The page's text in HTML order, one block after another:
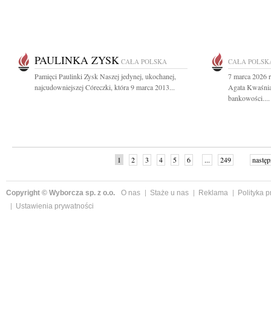
PAULINKA ZYSK CAŁA POLSKA
Pamięci Paulinki Zysk Naszej jedynej, ukochanej,
najcudowniejszej Córeczki, która 9 marca 2013...
CAŁA
7 marca 2026
Agata
bankowości....
1 2 3 4 5 6 ... 249
Copyright © Wyborcza sp. z o.o. O nas Staże u nas Reklama
Polityka
Ustawienia prywatności